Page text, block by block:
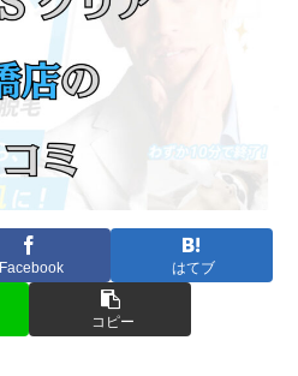
Facebook はてブ
コピー